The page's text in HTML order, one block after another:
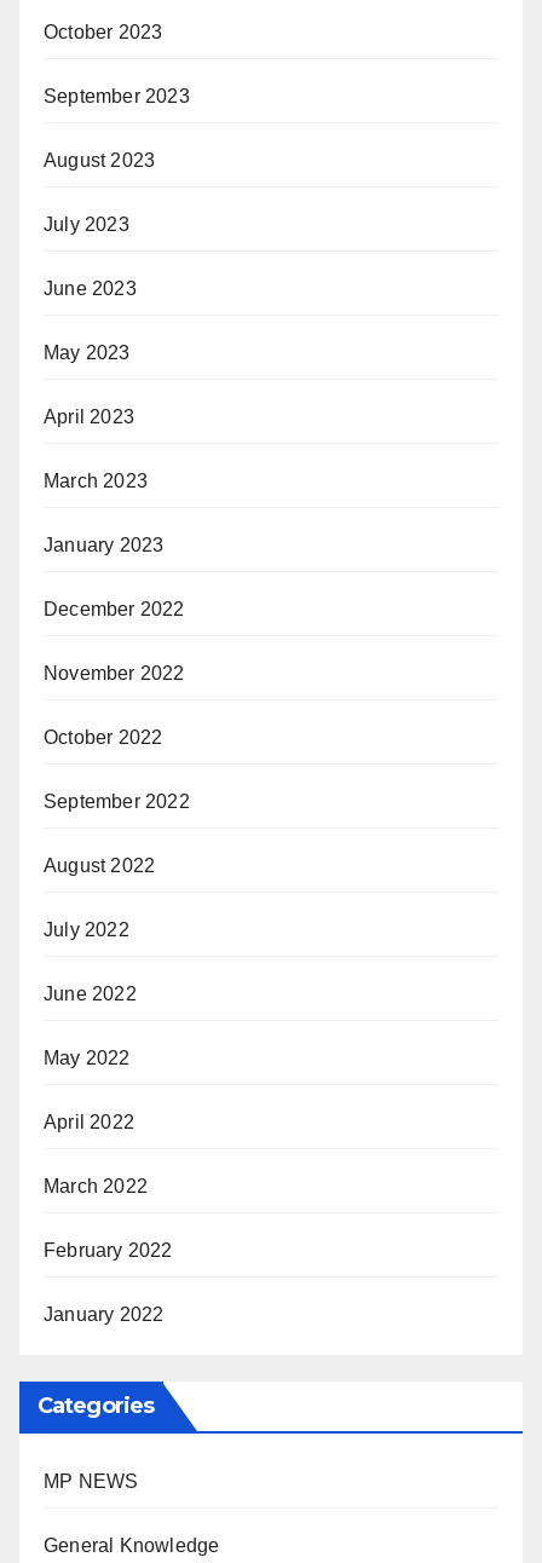
October 2023
September 2023
August 2023
July 2023
June 2023
May 2023
April 2023
March 2023
January 2023
December 2022
November 2022
October 2022
September 2022
August 2022
July 2022
June 2022
May 2022
April 2022
March 2022
February 2022
January 2022
Categories
MP NEWS
General Knowledge